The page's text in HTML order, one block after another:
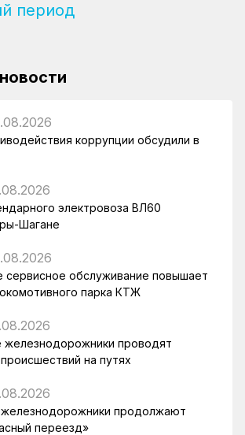
период
коррупции обсудили в
электровоза ВЛ60
Шагане
сервисное обслуживание повышает
парка КТЖ
железнодорожники проводят
на путях
железнодорожники продолжают
переезд»